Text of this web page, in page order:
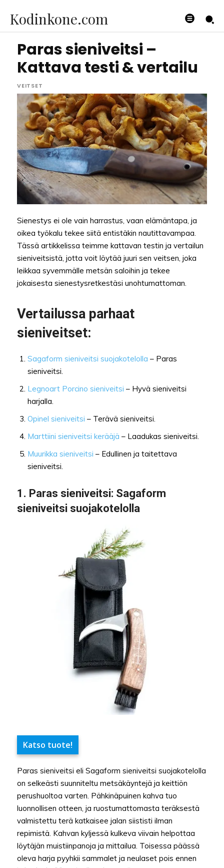
Kodinkone.com
Paras sieniveitsi –
Kattava testi & vertailu
VEITSET
Sienestys ei ole vain harrastus, vaan elämäntapa, ja
oikea työkalu tekee siitä entistäkin nautittavampaa.
Tässä artikkelissa teimme kattavan testin ja vertailun
sieniveitsistä, jotta voit löytää juuri sen veitsen, joka
leikkaa syvemmälle metsän saloihin ja tekee
jokaisesta sienestysretkestäsi unohtumattoman.
Vertailussa parhaat
sieniveitset:
Sagaform sieniveitsi suojakotelolla – Paras
sieniveitsi.
Legnoart Porcino sieniveitsi – Hyvä sieniveitsi
harjalla.
Opinel sieniveitsi – Terävä sieniveitsi.
Marttiini sieniveitsi kerääjä – Laadukas sieniveitsi.
Muurikka sieniveitsi – Edullinen ja taitettava
sieniveitsi.
1. Paras sieniveitsi: Sagaform
sieniveitsi suojakotelolla
Katso tuote!
Paras sieniveitsi eli Sagaform sieniveitsi suojakotelolla
on selkeästi suunniteltu metsäkäyntejä ja keittiön
perushuoltoa varten. Pähkinäpuinen kahva tuo
luonnollisen otteen, ja ruostumattomasta teräksestä
valmistettu terä katkaisee jalan siististi ilman
repimistä. Kahvan kyljessä kulkeva viivain helpottaa
löytäjän muistiinpanoja ja mittailua. Toisessa päässä
oleva harja pyyhkii sammalet ja neulaset pois ennen